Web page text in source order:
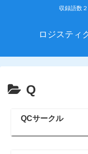
収録語数
ロジスティ
Q
QCサークル